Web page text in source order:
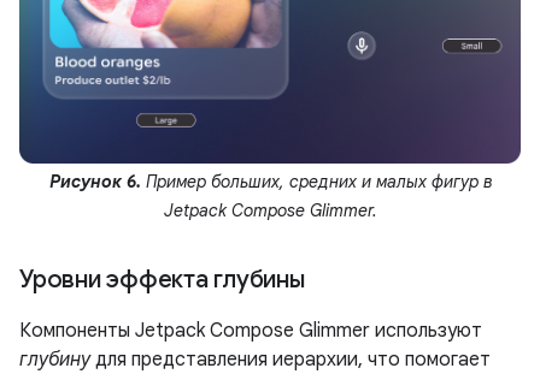
Рисунок 6. Пример больших, средних и малых фигур в
Jetpack Compose Glimmer.
Уровни эффекта глубины
Компоненты Jetpack Compose Glimmer используют
глубинудля представления иерархии, что помогает